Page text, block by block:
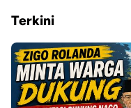
Terkini